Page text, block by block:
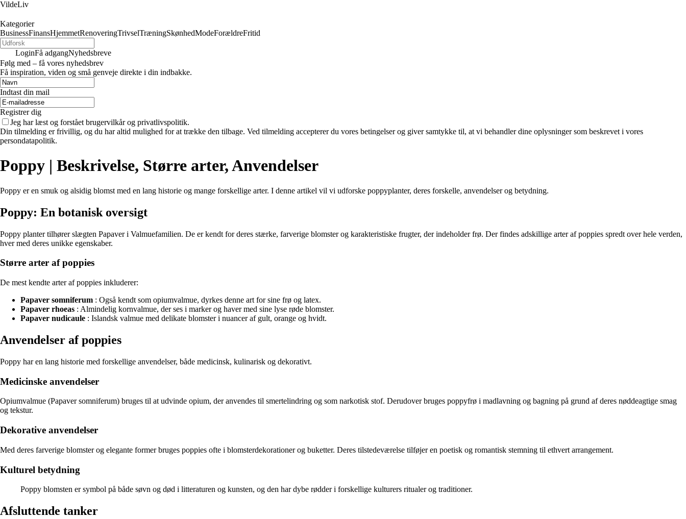
VildeLiv
Kategorier
BusinessFinansHjemmetRenoveringTrivselTræningSkønhedModeForældreFritid
LoginFå adgangNyhedsbreve
Følg med – få vores nyhedsbrev
Få inspiration, viden og små genveje direkte i din indbakke.
Indtast din mail
Registrer dig
Jeg har læst og forstået brugervilkår og privatlivspolitik.
Din tilmelding er frivillig, og du har altid mulighed for at trække den tilbage. Ved tilmelding accepterer du vores betingelser og giver samtykke til, at vi behandler dine oplysninger som beskrevet i vores
persondatapolitik.
Poppy | Beskrivelse, Større arter, Anvendelser
Poppy er en smuk og alsidig blomst med en lang historie og mange forskellige arter. I denne artikel vil vi udforske poppyplanter, deres forskelle, anvendelser og betydning.
Poppy: En botanisk oversigt
Poppy planter tilhører slægten Papaver i Valmuefamilien. De er kendt for deres stærke, farverige blomster og karakteristiske frugter, der indeholder frø. Der findes adskillige arter af poppies spredt over hele verden,
hver med deres unikke egenskaber.
Større arter af poppies
De mest kendte arter af poppies inkluderer:
Papaver somniferum : Også kendt som opiumvalmue, dyrkes denne art for sine frø og latex.
Papaver rhoeas : Almindelig kornvalmue, der ses i marker og haver med sine lyse røde blomster.
Papaver nudicaule : Islandsk valmue med delikate blomster i nuancer af gult, orange og hvidt.
Anvendelser af poppies
Poppy har en lang historie med forskellige anvendelser, både medicinsk, kulinarisk og dekorativt.
Medicinske anvendelser
Opiumvalmue (Papaver somniferum) bruges til at udvinde opium, der anvendes til smertelindring og som narkotisk stof. Derudover bruges poppyfrø i madlavning og bagning på grund af deres nøddeagtige smag
og tekstur.
Dekorative anvendelser
Med deres farverige blomster og elegante former bruges poppies ofte i blomsterdekorationer og buketter. Deres tilstedeværelse tilføjer en poetisk og romantisk stemning til ethvert arrangement.
Kulturel betydning
Poppy blomsten er symbol på både søvn og død i litteraturen og kunsten, og den har dybe rødder i forskellige kulturers ritualer og traditioner.
Afsluttende tanker